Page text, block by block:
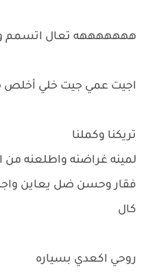
هههههههه تعال اتسمم
اجيت عمي جيت خلي
تريكنا وكملنا
لمينه غراضنه واطلعنه من
فقار وحسن ضل يعاين
كال
روحي اكعدي بسياره